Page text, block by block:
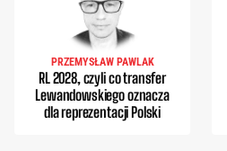
PRZEMYSŁAW PAWLAK
RL 2028, czyli co transfer
Lewandowskiego oznacza
dla reprezentacji Polski